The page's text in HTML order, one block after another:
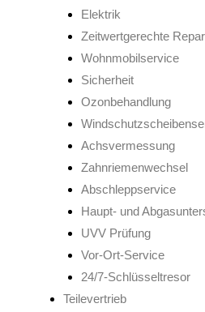
Elektrik
Zeitwertgerechte
Wohnmobilservice
Sicherheit
Ozonbehandlung
Achsvermessung
Zahnriemenwechsel
Abschleppservice
Haupt- und
UVV Prüfung
Vor-Ort-Service
24/7-Schlüsseltresor
Teilevertrieb